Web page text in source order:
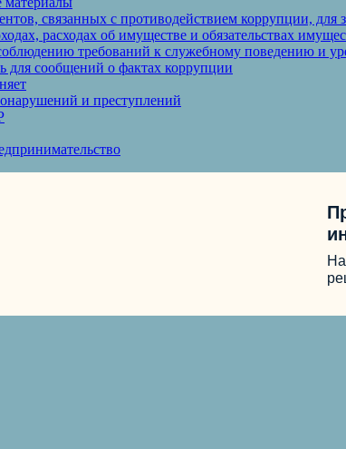
связанных с противодействием коррупции, для
расходах об имуществе и обязательствах
требований к служебному поведению и
для сообщений о фактах коррупции
и преступлений